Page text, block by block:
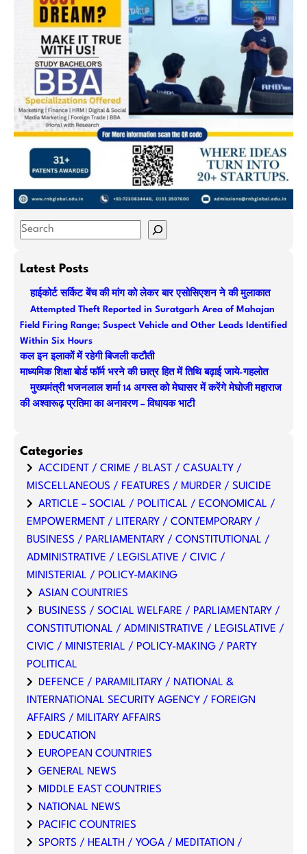
S
aLatest Posts
हाईकोर्ट सर्किट बेंच की मांग को लेकर बार एसोसिएशन ने की मुलाकात
Attempted Theft Reported in Suratgarh Area of Mahajan
Field Firing Range; Suspect Vehicle and Other Leads Identified
Within Six Hours
कल इन इलाकों में रहेगी बिजली कटौती
माध्यमिक शिक्षा बोर्ड फॉर्म भरने की छात्र हित में तिथि बढ़ाई जाये-गहलोत
मुख्यमंत्री भजनलाल शर्मा 14 अगस्त को मेघासर में करेंगे मेघोजी महाराज
की अश्वारूढ़ प्रतिमा का अनावरण – विधायक भाटी
Categories
ACCIDENT / CRIME / BLAST / CASUALTY /
MISCELLANEOUS / FEATURES / MURDER / SUICIDE
ARTICLE – SOCIAL / POLITICAL / ECONOMICAL /
EMPOWERMENT / LITERARY / CONTEMPORARY /
BUSINESS / PARLIAMENTARY / CONSTITUTIONAL /
ADMINISTRATIVE / LEGISLATIVE / CIVIC /
MINISTERIAL / POLICY-MAKING
ASIAN COUNTRIES
BUSINESS / SOCIAL WELFARE / PARLIAMENTARY /
CONSTITUTIONAL / ADMINISTRATIVE / LEGISLATIVE /
CIVIC / MINISTERIAL / POLICY-MAKING / PARTY
POLITICAL
DEFENCE / PARAMILITARY / NATIONAL &
INTERNATIONAL SECURITY AGENCY / FOREIGN
AFFAIRS / MILITARY AFFAIRS
EDUCATION
EUROPEAN COUNTRIES
GENERAL NEWS
MIDDLE EAST COUNTRIES
NATIONAL NEWS
PACIFIC COUNTRIES
SPORTS / HEALTH / YOGA / MEDITATION /